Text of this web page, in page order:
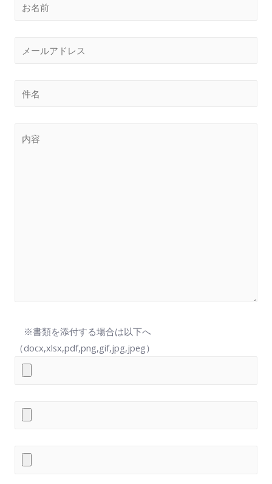
※書類を添付する場合は以下へ
（docx,xlsx,pdf,png,gif,jpg,jpeg）